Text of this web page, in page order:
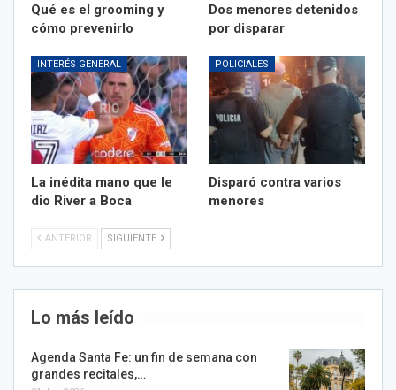
Qué es el grooming y
cómo prevenirlo
Dos menores detenidos
por disparar
INTERÉS GENERAL
La inédita mano que le
dio River a Boca
POLICIALES
Disparó contra varios
menores
ANTERIOR SIGUIENTE
Lo más leído
Agenda Santa Fe: un fin de semana con
grandes recitales,…